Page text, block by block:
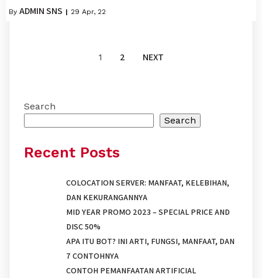
By ADMIN SNS | 29 Apr, 22
1 2 NEXT
Search
Search
Recent Posts
COLOCATION SERVER: MANFAAT, KELEBIHAN,
DAN KEKURANGANNYA
MID YEAR PROMO 2023 – SPECIAL PRICE AND
DISC 50%
APA ITU BOT? INI ARTI, FUNGSI, MANFAAT, DAN
7 CONTOHNYA
CONTOH PEMANFAATAN ARTIFICIAL